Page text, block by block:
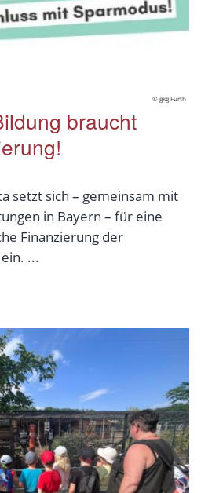
© gkg Fürth
braucht
setzt sich – gemeinsam mit
in Bayern – für eine
Finanzierung der
...